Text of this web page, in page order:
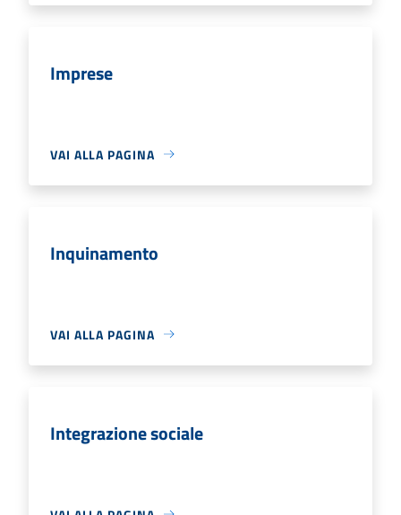
Imprese
VAI ALLA PAGINA
Inquinamento
VAI ALLA PAGINA
Integrazione sociale